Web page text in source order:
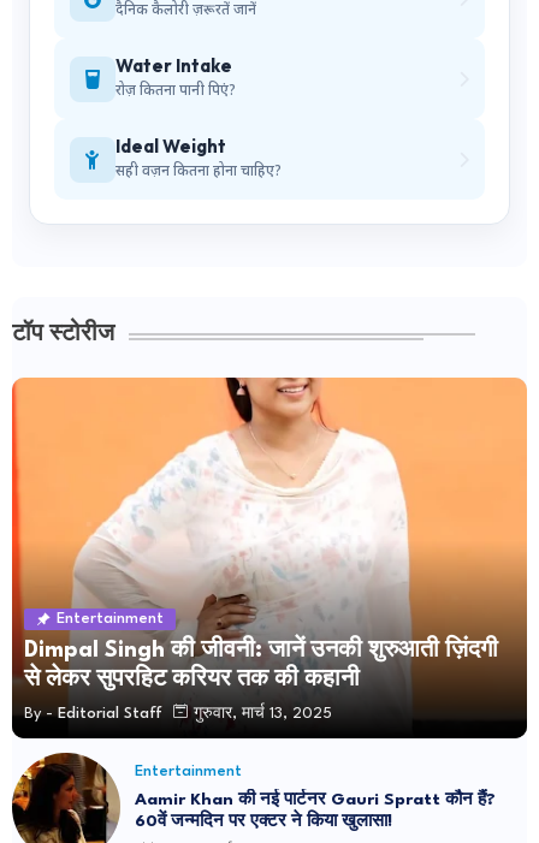
दैनिक कैलोरी ज़रूरतें जानें
Water Intake
रोज़ कितना पानी पिएं?
Ideal Weight
सही वज़न कितना होना चाहिए?
टॉप स्टोरीज
Entertainment
Dimpal Singh की जीवनी: जानें उनकी शुरुआती ज़िंदगी
से लेकर सुपरहिट करियर तक की कहानी
By - Editorial Staff गुरुवार, मार्च 13, 2025
Entertainment
Aamir Khan की नई पार्टनर Gauri Spratt कौन हैं?
60वें जन्मदिन पर एक्टर ने किया खुलासा!